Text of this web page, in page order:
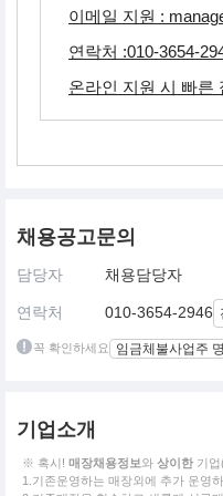
이메일 지원 :
연락처 :010-3654-
온라인 지원 시 빠른
채용공고문의
담당자 채용담당자
연락처 010-3654-2946
꼭 확인하세요 임금체불사업주
기업소개
※ 혹시! 매장채용정보와 상이한 기
1.기존운영하는 매장외에 추가 운영